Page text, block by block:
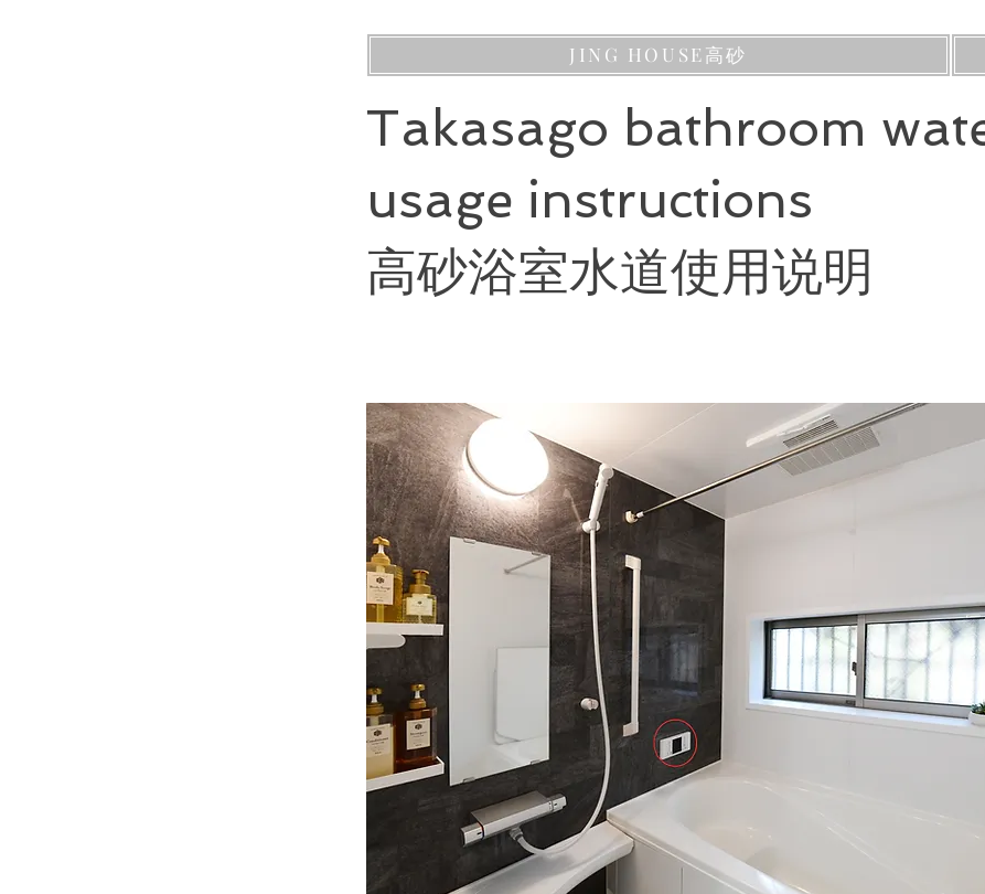
JING HOUSE高砂
Takasago bathroom
usage instructions
高砂浴室水道使用说明